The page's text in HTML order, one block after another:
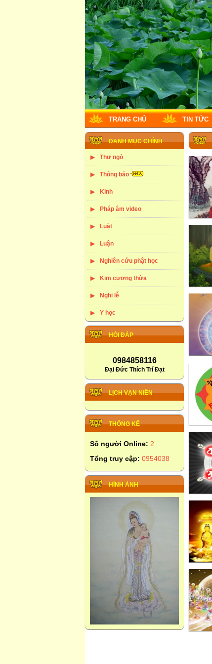
TRANG CHỦ TIN TỨC
DANH MỤC CHÍNH
Thư ngỏ
Thông báo
Kinh
Pháp âm video
Luật
Luận
Nghiên cứu phật học
Kim cương thừa
Nghi lễ
Y học
HỎI ĐÁP
0984858116
Đại Đức Thích Trí Đạt
LỊCH VẠN NIÊN
THỐNG KÊ
Số người Online: 2
Tổng truy cập: 0954038
HÌNH ẢNH